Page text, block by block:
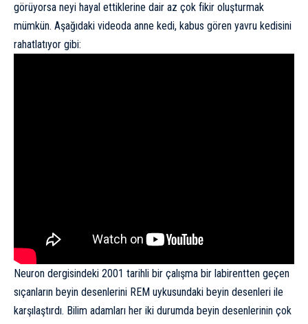
görüyorsa neyi hayal ettiklerine dair az çok fikir oluşturmak
mümkün. Aşağıdaki videoda anne kedi, kabus gören yavru kedisini
rahatlatıyor gibi:
Neuron dergisindeki 2001 tarihli bir çalışma bir labirentten geçen
sıçanların beyin desenlerini REM uykusundaki beyin desenleri ile
karşılaştırdı. Bilim adamları her iki durumda beyin desenlerinin çok